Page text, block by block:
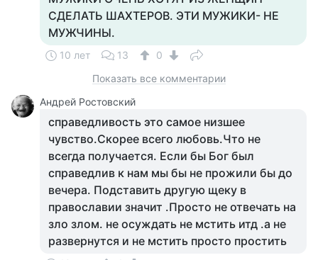
СДЕЛАТЬ ШАХТЕРОВ. ЭТИ МУЖИКИ- НЕ
МУЖЧИНЫ.
10 лет 13
0
Показать все комментарии
Андрей Ростовский
справедливость это самое низшее
чувство.Скорее всего любовь.Что не
всегда получается. Если бы Бог был
справедлив к нам мы бы не прожили бы до
вечера. Подставить другую щеку в
православии значит .Просто не отвечать на
зло злом. не осуждать не мстить итд .а не
развернутся и не мстить просто простить